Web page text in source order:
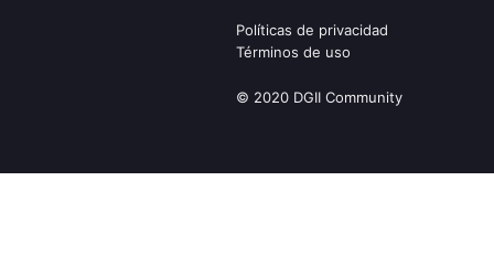
Políticas de privacidad
Términos de uso
© 2020 DGII Community